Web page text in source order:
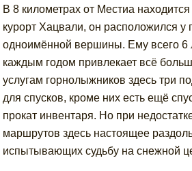
В 8 километрах от Местиа
курорт Хацвали, он расположился у
одноимённой вершины. Ему всего 6
каждым годом привлекает всё
услугам горнолыжников здесь три
для спусков, кроме них есть ещё
прокат инвентаря. Но при
маршрутов здесь настоящее
испытывающих судьбу на снежной